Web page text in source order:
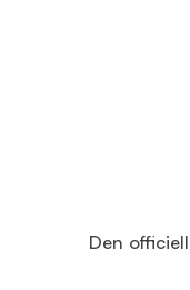
Den